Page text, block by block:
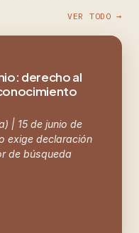
VER TODO →
derecho al
| 15 de junio de
exige declaración
de búsqueda